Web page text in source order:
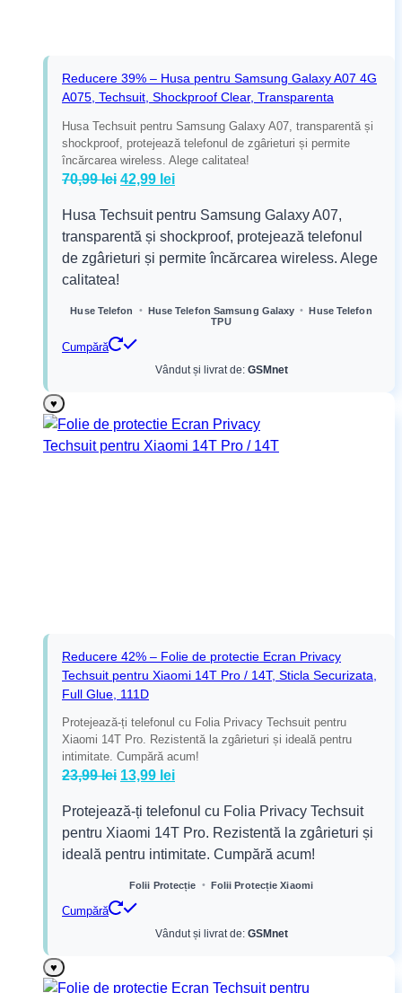
Reducere 39% – Husa pentru Samsung Galaxy A07 4G
A075, Techsuit, Shockproof Clear, Transparenta
Husa Techsuit pentru Samsung Galaxy A07, transparentă și
shockproof, protejează telefonul de zgârieturi și permite
încărcarea wireless. Alege calitatea!
70,99lei Prețul
a
fost:
70,99 lei.
42,99 leiPrețul
este:
42,99 lei.
Husa Techsuit pentru Samsung Galaxy A07,
transparentă și shockproof, protejează telefonul
de zgârieturi și permite încărcarea wireless. Alege
calitatea!
Huse Telefon • Huse Telefon Samsung Galaxy • Huse Telefon
TPU
Cumpără
Vândut și livrat de: GSMnet
♥
Reducere 42% – Folie de protectie Ecran Privacy
Techsuit pentru Xiaomi 14T Pro / 14T, Sticla Securizata,
Full Glue, 111D
Protejează-ți telefonul cu Folia Privacy Techsuit pentru
Xiaomi 14T Pro. Rezistentă la zgârieturi și ideală pentru
intimitate. Cumpără acum!
23,99lei Prețul
a
fost:
23,99 lei.
13,99 leiPrețul
este:
13,99 lei.
Protejează-ți telefonul cu Folia Privacy Techsuit
pentru Xiaomi 14T Pro. Rezistentă la zgârieturi și
ideală pentru intimitate. Cumpără acum!
Folii Protecție • Folii Protecție Xiaomi
Cumpără
Vândut și livrat de: GSMnet
♥